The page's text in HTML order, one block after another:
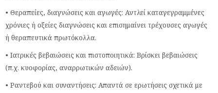
• Θεραπείες, διαγνώσεις και αγωγές: Αντλεί καταγεγραμμένες
χρόνιες ή οξείες διαγνώσεις και επισημαίνει τρέχουσες αγωγές
ή θεραπευτικά πρωτόκολλα.
• Ιατρικές βεβαιώσεις και πιστοποιητικά: Βρίσκει βεβαιώσεις
(π.χ. κυοφορίας, αναρρωτικών αδειών).
• Ραντεβού και συναντήσεις: Απαντά σε ερωτήσεις σχετικά με